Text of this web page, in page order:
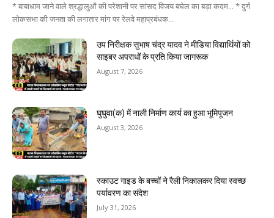
* बाबाधाम जाने वाले श्रद्धालुओं की परेशानी पर सांसद विजय बघेल का बड़ा कदम... * दुर्ग
लोकसभा की जनता की लगातार मांग पर रेलवे महाप्रबंधक...
उप निरीक्षक सुभाष चंद्र यादव ने मीडिया विद्यार्थियों को
साइबर अपराधों के प्रति किया जागरूक
August 7, 2026
घुघुवा(क) में नाली निर्माण कार्य का हुआ भूमिपूजन
August 3, 2026
स्काउट गाइड के बच्चों ने रैली निकालकर दिया स्वच्छ
पर्यावरण का संदेश
July 31, 2026